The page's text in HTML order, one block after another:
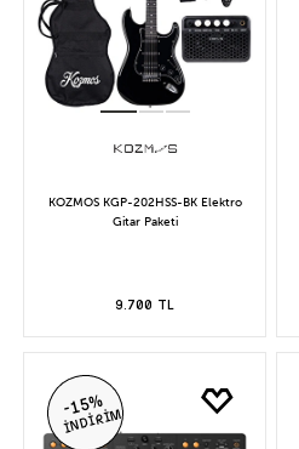
KOZMOS KGP-202HSS-BK Elektro
Gitar Paketi
9.700 TL
-15%
İNDİRİM